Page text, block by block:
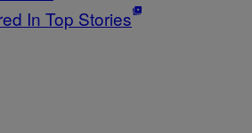
In Top Stories